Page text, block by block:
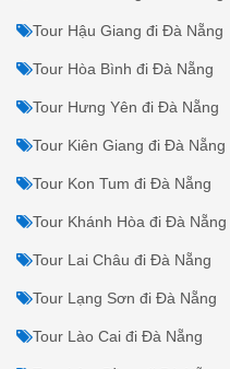
Tour Điện Biên đi Đà Nẵng
Tour Đồng Nai đi Đà Nẵng
Tour Đồng Tháp đi Đà Nẵng
Tour Gia Lai đi Đà Nẵng
Tour Hà Giang đi Đà Nẵng
Tour Hà Nam đi Đà Nẵng
Tour Hà Tĩnh đi Đà Nẵng
Tour Hải Dương đi Đà Nẵng
Tour Hậu Giang đi Đà Nẵng